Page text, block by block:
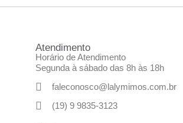
Atendimento
Horário de Atendimento
Segunda à sábado das 8h às 18h
faleconosco@lalymimos.com.br
(19) 9 9835-3123